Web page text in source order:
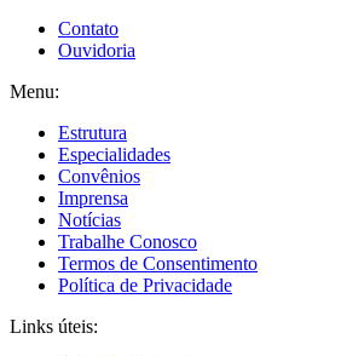
Contato
Ouvidoria
Menu:
Estrutura
Especialidades
Convênios
Imprensa
Notícias
Trabalhe Conosco
Termos de Consentimento
Política de Privacidade
Links úteis: